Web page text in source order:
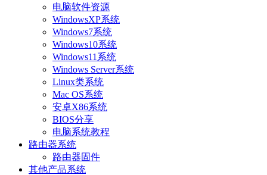
电脑软件资源
WindowsXP系统
Windows7系统
Windows10系统
Windows11系统
Windows Server系统
Linux类系统
Mac OS系统
安卓X86系统
BIOS分享
电脑系统教程
路由器系统
路由器固件
其他产品系统